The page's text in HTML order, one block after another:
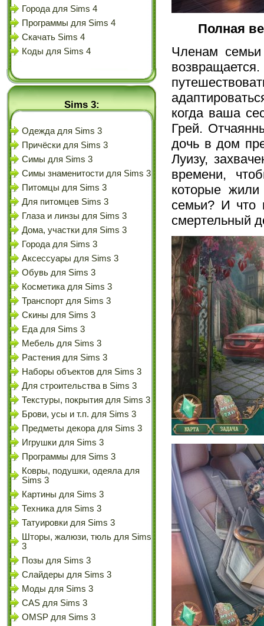
Города для Sims 4
Программы для Sims 4
Скачать Sims 4
Коды для Sims 4
Sims 3:
Одежда для Sims 3
Причёски для Sims 3
Симы для Sims 3
Симы знаменитости для Sims 3
Питомцы для Sims 3
Для питомцев Sims 3
Глаза и линзы для Sims 3
Дома, участки для Sims 3
Города для Sims 3
Аксессуары для Sims 3
Обувь для Sims 3
Косметика для Sims 3
Транспорт для Sims 3
Скины для Sims 3
Еда для Sims 3
Мебель для Sims 3
Растения для Sims 3
Наборы объектов для Sims 3
Для строительства в Sims 3
Текстуры, покрытия для Sims 3
Брови, усы и т.п. для Sims 3
Предметы декора для Sims 3
Игрушки для Sims 3
Программы для Sims 3
Ковры, подушки, одеяла для
Sims 3
Картины для Sims 3
Техника для Sims 3
Татуировки для Sims 3
Шторы, жалюзи, тюль для Sims
3
Позы для Sims 3
Слайдеры для Sims 3
Моды для Sims 3
CAS для Sims 3
OMSP для Sims 3
Полная
Членам
когда ваша
Грей.
дочь в дом
Луизу,
времени,
которые
семьи? И что
смертельный